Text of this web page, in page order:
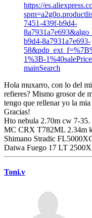
https://
7451-439f-b9d4-
b9d4-8a7931a7e693-
1%3B-
mainSearch
Hola muxarro, con lo del
refieres? Mismo grosor de
tengo que rellenar yo la
Gracias!
Hto nebula 2.70m cw 7-35.
MC CRX T782ML 2.34m
Shimano Stradic
Daiwa Fuego 17 LT
Toni.v